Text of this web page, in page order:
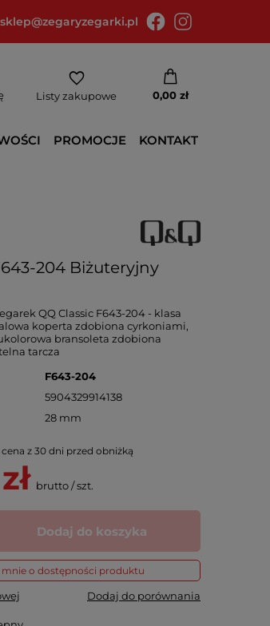
sklep@zegaryzegarki.pl
Listy zakupowe 0,00 zł
PROMOCJE KONTAKT
204 Biżuteryjny
QQ Classic F643-204 - klasa
koperta zdobiona cyrkoniami,
bransoleta zdobiona
tarcza
F643-204
5904329914138
28 mm
cena z 30 dni przed obniżką
brutto/szt.
Dodaj do koszyka
o dostępności produktu
Dodaj do porównania